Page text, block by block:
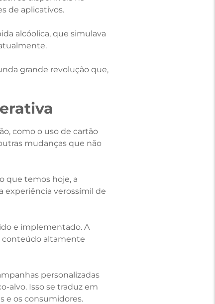
de aplicativos.
alcóolica, que simulava
grande revolução que,
como o uso de cartão
mudanças que não
que temos hoje, a
experiência verossímil de
e implementado. A
conteúdo altamente
personalizadas
alvo. Isso se traduz em
e os consumidores.